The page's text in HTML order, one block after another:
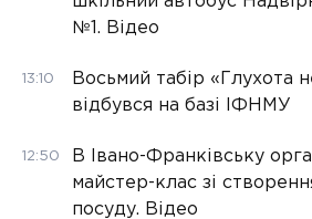
№1. Відео
13:10
Восьмий табір «Глухота
відбувся на базі ІФНМУ
12:50
В Івано-Франківську
майстер-клас зі
посуду. Відео